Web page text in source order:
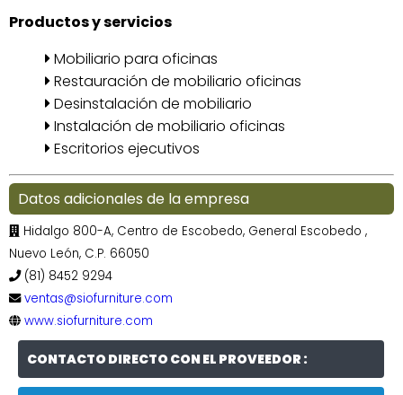
Productos y servicios
Mobiliario para oficinas
Restauración de mobiliario oficinas
Desinstalación de mobiliario
Instalación de mobiliario oficinas
Escritorios ejecutivos
Datos adicionales de la empresa
Hidalgo 800-A, Centro de Escobedo, General Escobedo ,
Nuevo León, C.P. 66050
(81) 8452 9294
ventas@siofurniture.com
www.siofurniture.com
CONTACTO DIRECTO CON EL PROVEEDOR :